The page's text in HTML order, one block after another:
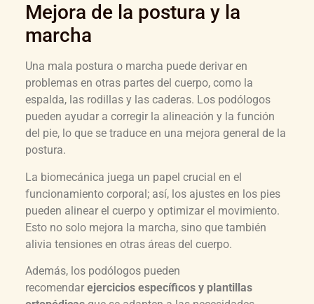
Mejora de la postura y la
marcha
Una mala postura o marcha puede derivar en
problemas en otras partes del cuerpo, como la
espalda, las rodillas y las caderas. Los podólogos
pueden ayudar a corregir la alineación y la función
del pie, lo que se traduce en una mejora general de la
postura.
La biomecánica juega un papel crucial en el
funcionamiento corporal; así, los ajustes en los pies
pueden alinear el cuerpo y optimizar el movimiento.
Esto no solo mejora la marcha, sino que también
alivia tensiones en otras áreas del cuerpo.
Además, los podólogos pueden
recomendar ejercicios específicos y plantillas